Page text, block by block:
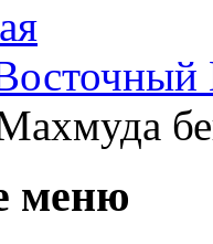
меню